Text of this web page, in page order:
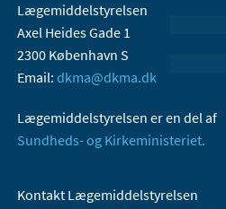
Lægemiddelstyrelsen
Axel Heides Gade 1
2300 København S
Email: dkma@dkma.dk
Lægemiddelstyrelsen er en del af
Sundheds- og Kirkeministeriet.
Kontakt Lægemiddelstyrelsen